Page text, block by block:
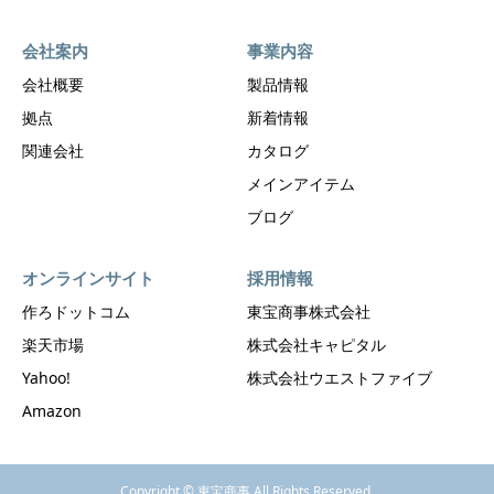
会社案内
会社概要
拠点
関連会社
事業内容
製品情報
新着情報
カタログ
メインアイテム
ブログ
オンラインサイト
作ろドットコム
楽天市場
Yahoo!
Amazon
採用情報
東宝商事株式会社
株式会社キャピタル
株式会社ウエストファイブ